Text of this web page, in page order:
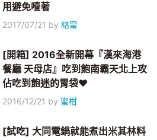
用避免噎著
2017/07/21 by絡甯
[開箱] 2016全新開幕『漢來海港
餐廳 天母店』吃到飽南霸天北上攻
佔吃到飽迷的胃袋♥
2016/12/21 by 蜜柑
[試吃] 大同電鍋就能煮出米其林料